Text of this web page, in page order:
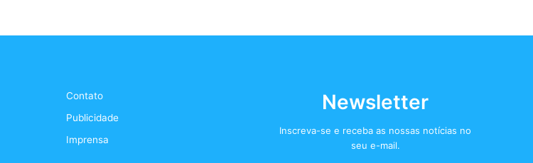
c
i
e
s
g
d
a
t
Contato
Publicidade
Imprensa
Newsletter
Inscreva-se e receba as nossas notícias no
seu e-mail.